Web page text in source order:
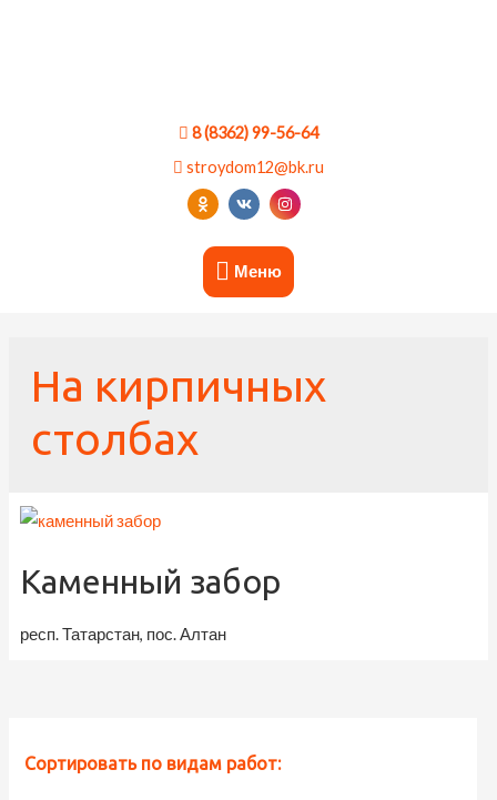
Меню
8 (8362) 99-56-64
stroydom12@bk.ru
Сортировать по видам работ:
На кирпичных
столбах
Каменный забор
респ. Татарстан, пос. Алтан